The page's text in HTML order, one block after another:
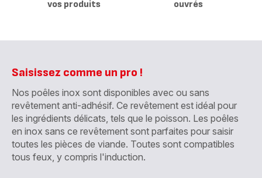
vos produits
ouvrés
Saisissez comme un pro !
Nos poêles inox sont disponibles avec ou sans
revêtement anti-adhésif. Ce revêtement est idéal pour
les ingrédients délicats, tels que le poisson. Les poêles
en inox sans ce revêtement sont parfaites pour saisir
toutes les pièces de viande. Toutes sont compatibles
tous feux, y compris l'induction.